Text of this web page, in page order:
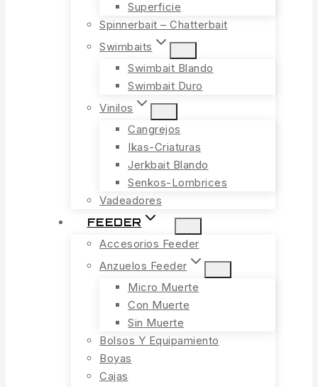
Superficie
Spinnerbait – Chatterbait
Swimbaits
Swimbait Blando
Swimbait Duro
Vinilos
Cangrejos
Ikas-Criaturas
Jerkbait Blando
Senkos-Lombrices
Vadeadores
FEEDER
Accesorios Feeder
Anzuelos Feeder
Micro Muerte
Con Muerte
Sin Muerte
Bolsos Y Equipamiento
Boyas
Cajas